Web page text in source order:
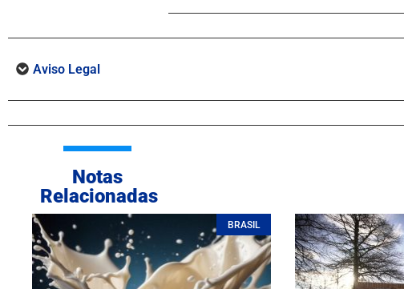
Aviso Legal
Notas
Relacionadas
BRASIL